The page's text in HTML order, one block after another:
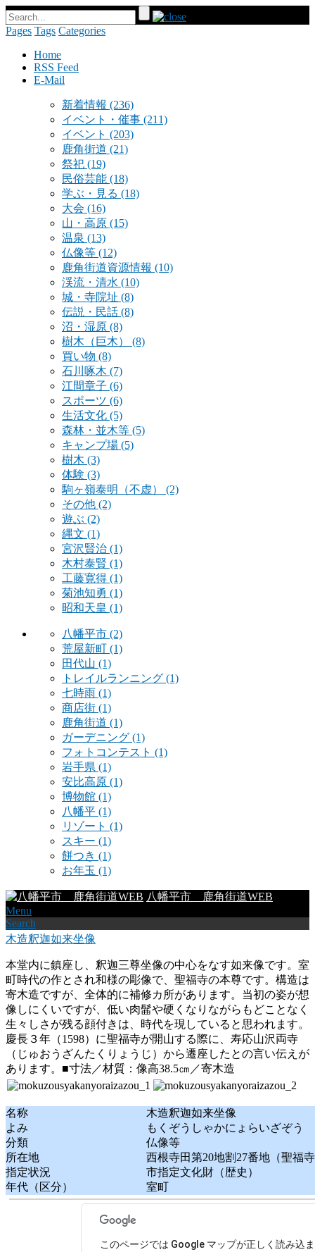
Pages Tags Categories
Home
RSS Feed
E-Mail
新着情報 (236)
イベント・催事 (211)
イベント (203)
鹿角街道 (21)
祭祀 (19)
民俗芸能 (18)
学ぶ・見る (18)
大会 (16)
山・高原 (15)
温泉 (13)
仏像等 (12)
鹿角街道資源情報 (10)
渓流・清水 (10)
城・寺院址 (8)
伝説・民話 (8)
沼・湿原 (8)
樹木（巨木） (8)
買い物 (8)
石川啄木 (7)
江間章子 (6)
スポーツ (6)
生活文化 (5)
森林・並木等 (5)
キャンプ場 (5)
樹木 (3)
体験 (3)
駒ヶ嶺泰明（不虚） (2)
その他 (2)
遊ぶ (2)
縄文 (1)
宮沢賢治 (1)
木村泰賢 (1)
工藤寛得 (1)
菊池知勇 (1)
昭和天皇 (1)
八幡平市 (2)
荒屋新町 (1)
田代山 (1)
トレイルランニング (1)
七時雨 (1)
商店街 (1)
鹿角街道 (1)
ガーデニング (1)
フォトコンテスト (1)
岩手県 (1)
安比高原 (1)
博物館 (1)
八幡平 (1)
リゾート (1)
スキー (1)
餅つき (1)
お年玉 (1)
八幡平市 鹿角街道WEB
Menu
Search
木造釈迦如来坐像
本堂内に鎮座し、釈迦三尊坐像の中心をなす如来像です。室
町時代の作とされ和様の彫像で、聖福寺の本尊です。構造は
寄木造ですが、全体的に補修カ所があります。当初の姿が想
像しにくいですが、低い肉髷や硬くなりながらもどことなく
生々しさが残る顔付きは、時代を現していると思われます。
慶長３年（1598）に聖福寺が開山する際に、寿応山沢両寺
（じゅおうざんたくりょうじ）から遷座したとの言い伝えが
あります。■寸法／材質：像高38.5㎝／寄木造
名称
木造釈迦如来坐像
よみ
もくぞうしゃかにょらいざぞう
分類
仏像等
所在地
西根寺田第20地割27番地（聖福
指定状況
市指定文化財（歴史）
年代（区分）
室町
このページでは Google マップが正しく読み込